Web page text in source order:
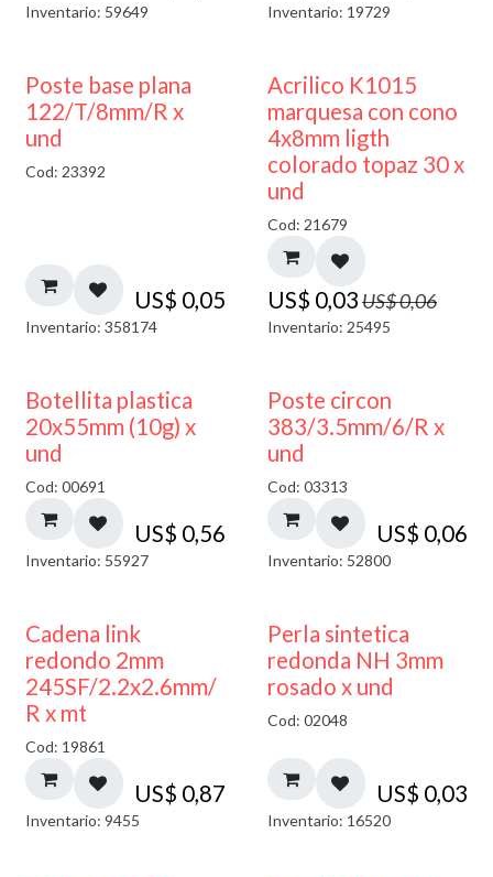
Inventario: 59649 Inventario: 19729
Poste base plana
122/T/8mm/R x
und
Cod: 23392
US$ 0,05
Inventario: 358174
50% DESCUENTO
Acrilico K1015
marquesa con cono
4x8mm ligth
colorado topaz 30 x
und
Cod: 21679
US$ 0,03US$0,06
Inventario: 25495
Botellita plastica
20x55mm (10g) x
und
Cod: 00691
US$ 0,56
Inventario: 55927
Poste circon
383/3.5mm/6/R x
und
Cod: 03313
US$ 0,06
Inventario: 52800
Cadena link
redondo 2mm
245SF/2.2x2.6mm/
R x mt
Cod: 19861
US$ 0,87
Inventario: 9455
Perla sintetica
redonda NH 3mm
rosado x und
Cod: 02048
US$ 0,03
Inventario: 16520